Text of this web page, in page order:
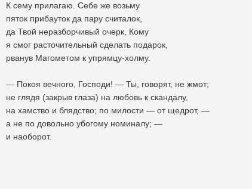
К сему прилагаю. Себе же возьму
пяток прибауток да пару считалок,
да Твой неразборчивый очерк, Кому
я смог расточительный сделать подарок,
рванув Магометом к упрямцу-холму.
— Покоя вечного, Господи! — Ты, говорят, не жмот;
не глядя (закрыв глаза) на любовь к скандалу,
на хамство и блядство; по милости — от щедрот, —
а не по довольно убогому номиналу; —
и наоборот.